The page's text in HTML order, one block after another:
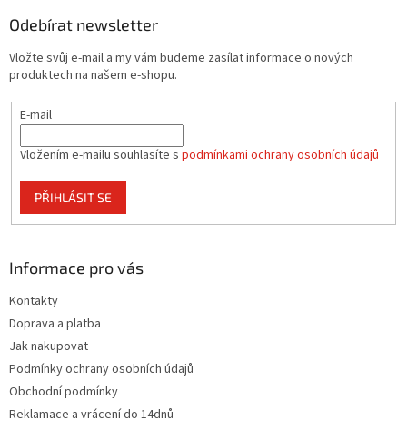
Odebírat newsletter
Vložte svůj e-mail a my vám budeme zasílat informace o nových
produktech na našem e-shopu.
E-mail
Vložením e-mailu souhlasíte s podmínkami ochrany osobních údajů
PŘIHLÁSIT SE
Informace pro vás
Kontakty
Doprava a platba
Jak nakupovat
Podmínky ochrany osobních údajů
Obchodní podmínky
Reklamace a vrácení do 14dnů